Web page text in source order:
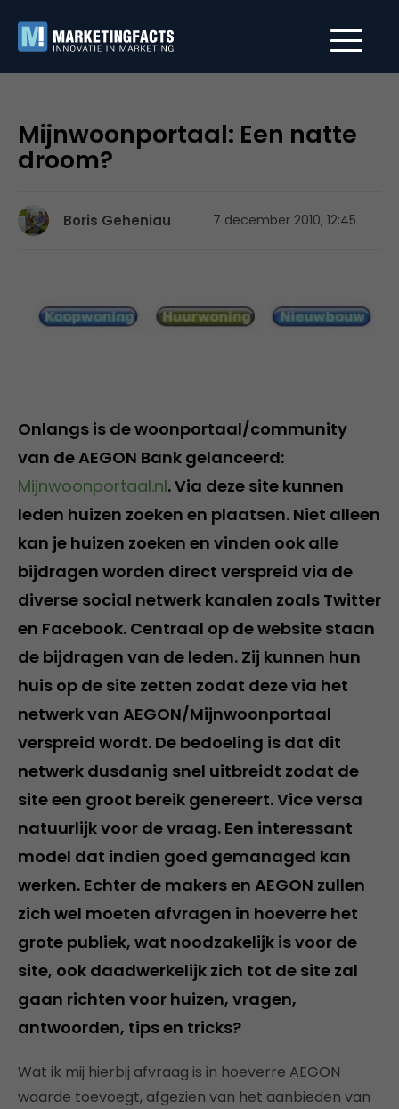
Mijnwoonportaal: Een natte
droom?
Boris Geheniau 7 december 2010, 12:45
Onlangs is de woonportaal/community
van de AEGON Bank gelanceerd:
Mijnwoonportaal.nl. Via deze site kunnen
leden huizen zoeken en plaatsen. Niet alleen
kan je huizen zoeken en vinden ook alle
bijdragen worden direct verspreid via de
diverse social netwerk kanalen zoals Twitter
en Facebook. Centraal op de website staan
de bijdragen van de leden. Zij kunnen hun
huis op de site zetten zodat deze via het
netwerk van AEGON/Mijnwoonportaal
verspreid wordt. De bedoeling is dat dit
netwerk dusdanig snel uitbreidt zodat de
site een groot bereik genereert. Vice versa
natuurlijk voor de vraag. Een interessant
model dat indien goed gemanaged kan
werken. Echter de makers en AEGON zullen
zich wel moeten afvragen in hoeverre het
grote publiek, wat noodzakelijk is voor de
site, ook daadwerkelijk zich tot de site zal
gaan richten voor huizen, vragen,
antwoorden, tips en tricks?
Wat ik mij hierbij afvraag is in hoeverre AEGON
waarde toevoegt, afgezien van het aanbieden van